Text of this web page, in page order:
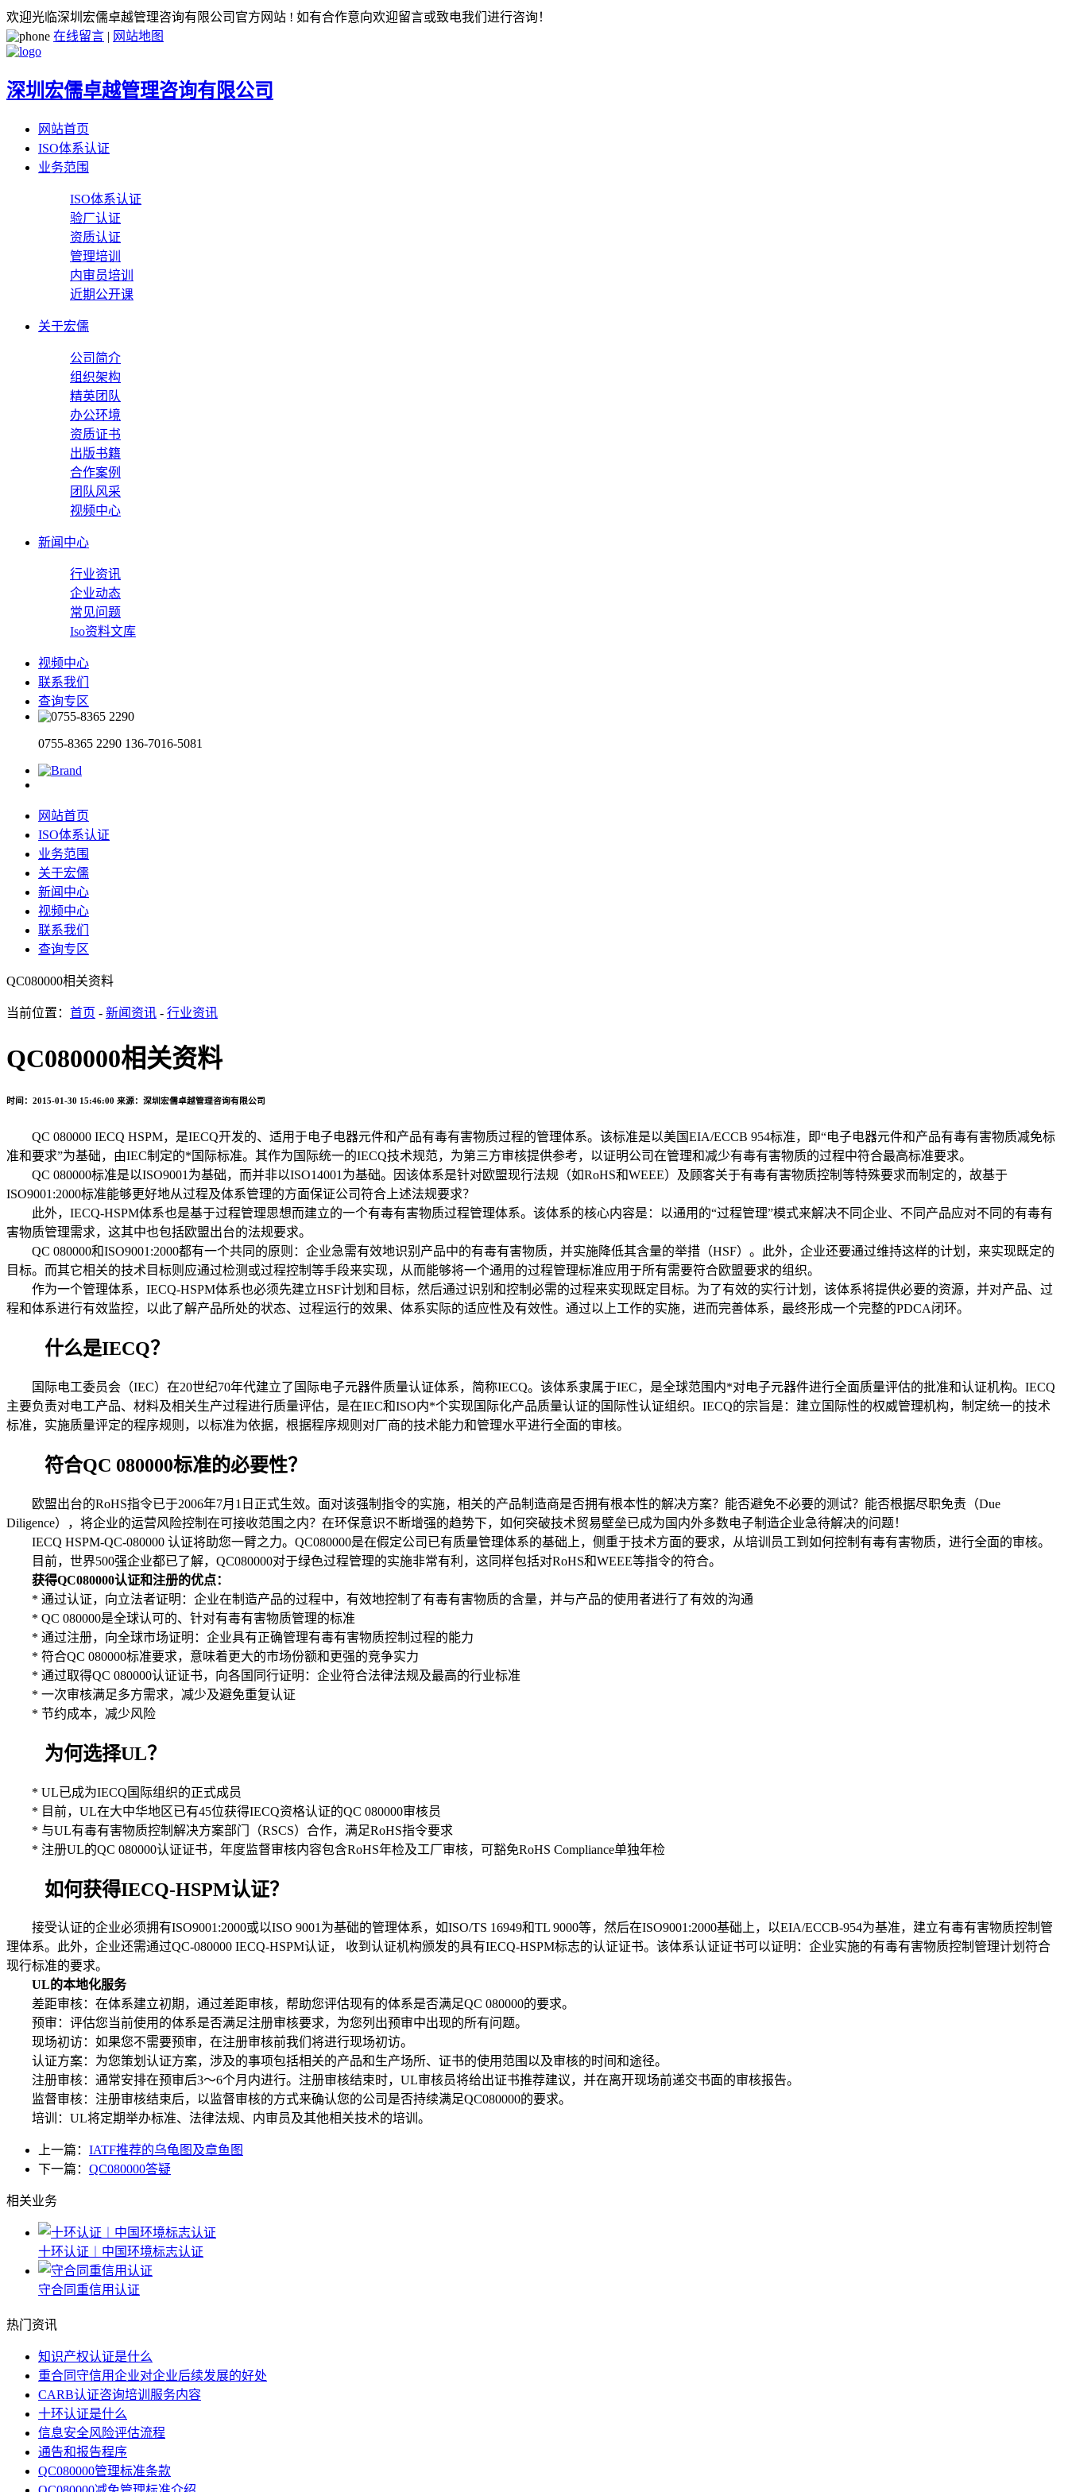
欢迎光临深圳宏儒卓越管理咨询有限公司官方网站 ! 如有合作意向欢迎留言或致电我们进行咨询！
在线留言 | 网站地图
深圳宏儒卓越管理咨询有限公司
网站首页
ISO体系认证
业务范围
ISO体系认证
验厂认证
资质认证
管理培训
内审员培训
近期公开课
关于宏儒
公司简介
组织架构
精英团队
办公环境
资质证书
出版书籍
合作案例
团队风采
视频中心
新闻中心
行业资讯
企业动态
常见问题
Iso资料文库
视频中心
联系我们
查询专区
0755-8365 2290 136-7016-5081
网站首页
ISO体系认证
业务范围
关于宏儒
新闻中心
视频中心
联系我们
查询专区
QC080000相关资料
当前位置： 首页 - 新闻资讯 - 行业资讯
QC080000相关资料
时间：2015-01-30 15:46:00 来源：深圳宏儒卓越管理咨询有限公司
QC 080000 IECQ HSPM，是IECQ开发的、适用于电子电器元件和产品有毒有害物质过程的管理体系。该标准是以美国EIA/ECCB 954标准，即“电子电器元件和产品有毒有害物质减免标
准和要求”为基础，由IEC制定的*国际标准。其作为国际统一的IECQ技术规范，为第三方审核提供参考，以证明公司在管理和减少有毒有害物质的过程中符合最高标准要求。
QC 080000标准是以ISO9001为基础，而并非以ISO14001为基础。因该体系是针对欧盟现行法规（如RoHS和WEEE）及顾客关于有毒有害物质控制等特殊要求而制定的，故基于
ISO9001:2000标准能够更好地从过程及体系管理的方面保证公司符合上述法规要求？
此外，IECQ-HSPM体系也是基于过程管理思想而建立的一个有毒有害物质过程管理体系。该体系的核心内容是：以通用的“过程管理”模式来解决不同企业、不同产品应对不同的有毒有
害物质管理需求，这其中也包括欧盟出台的法规要求。
QC 080000和ISO9001:2000都有一个共同的原则：企业急需有效地识别产品中的有毒有害物质，并实施降低其含量的举措（HSF）。此外，企业还要通过维持这样的计划，来实现既定的
目标。而其它相关的技术目标则应通过检测或过程控制等手段来实现，从而能够将一个通用的过程管理标准应用于所有需要符合欧盟要求的组织。
作为一个管理体系，IECQ-HSPM体系也必须先建立HSF计划和目标，然后通过识别和控制必需的过程来实现既定目标。为了有效的实行计划，该体系将提供必要的资源，并对产品、过
程和体系进行有效监控，以此了解产品所处的状态、过程运行的效果、体系实际的适应性及有效性。通过以上工作的实施，进而完善体系，最终形成一个完整的PDCA闭环。
什么是IECQ？
国际电工委员会（IEC）在20世纪70年代建立了国际电子元器件质量认证体系，简称IECQ。该体系隶属于IEC，是全球范围内*对电子元器件进行全面质量评估的批准和认证机构。IECQ
主要负责对电工产品、材料及相关生产过程进行质量评估，是在IEC和ISO内*个实现国际化产品质量认证的国际性认证组织。IECQ的宗旨是：建立国际性的权威管理机构，制定统一的技术
标准，实施质量评定的程序规则，以标准为依据，根据程序规则对厂商的技术能力和管理水平进行全面的审核。
符合QC 080000标准的必要性？
欧盟出台的RoHS指令已于2006年7月1日正式生效。面对该强制指令的实施，相关的产品制造商是否拥有根本性的解决方案？能否避免不必要的测试？能否根据尽职免责（Due
Diligence），将企业的运营风险控制在可接收范围之内？在环保意识不断增强的趋势下，如何突破技术贸易壁垒已成为国内外多数电子制造企业急待解决的问题！
IECQ HSPM-QC-080000 认证将助您一臂之力。QC080000是在假定公司已有质量管理体系的基础上，侧重于技术方面的要求，从培训员工到如何控制有毒有害物质，进行全面的审核。
目前，世界500强企业都已了解，QC080000对于绿色过程管理的实施非常有利，这同样包括对RoHS和WEEE等指令的符合。
获得QC080000认证和注册的优点：
* 通过认证，向立法者证明：企业在制造产品的过程中，有效地控制了有毒有害物质的含量，并与产品的使用者进行了有效的沟通
* QC 080000是全球认可的、针对有毒有害物质管理的标准
* 通过注册，向全球市场证明：企业具有正确管理有毒有害物质控制过程的能力
* 符合QC 080000标准要求，意味着更大的市场份额和更强的竞争实力
* 通过取得QC 080000认证证书，向各国同行证明：企业符合法律法规及最高的行业标准
* 一次审核满足多方需求，减少及避免重复认证
* 节约成本，减少风险
为何选择UL？
* UL已成为IECQ国际组织的正式成员
* 目前，UL在大中华地区已有45位获得IECQ资格认证的QC 080000审核员
* 与UL有毒有害物质控制解决方案部门（RSCS）合作，满足RoHS指令要求
* 注册UL的QC 080000认证证书，年度监督审核内容包含RoHS年检及工厂审核，可豁免RoHS Compliance单独年检
如何获得IECQ-HSPM认证？
接受认证的企业必须拥有ISO9001:2000或以ISO 9001为基础的管理体系，如ISO/TS 16949和TL 9000等，然后在ISO9001:2000基础上，以EIA/ECCB-954为基准，建立有毒有害物质控制管
理体系。此外，企业还需通过QC-080000 IECQ-HSPM认证， 收到认证机构颁发的具有IECQ-HSPM标志的认证证书。该体系认证证书可以证明：企业实施的有毒有害物质控制管理计划符合
现行标准的要求。
UL的本地化服务
差距审核：在体系建立初期，通过差距审核，帮助您评估现有的体系是否满足QC 080000的要求。
预审：评估您当前使用的体系是否满足注册审核要求，为您列出预审中出现的所有问题。
现场初访：如果您不需要预审，在注册审核前我们将进行现场初访。
认证方案：为您策划认证方案，涉及的事项包括相关的产品和生产场所、证书的使用范围以及审核的时间和途径。
注册审核：通常安排在预审后3～6个月内进行。注册审核结束时，UL审核员将给出证书推荐建议，并在离开现场前递交书面的审核报告。
监督审核：注册审核结束后，以监督审核的方式来确认您的公司是否持续满足QC080000的要求。
培训：UL将定期举办标准、法律法规、内审员及其他相关技术的培训。
上一篇： IATF推荐的乌龟图及章鱼图
下一篇： QC080000答疑
相关业务
十环认证︱中国环境标志认证
守合同重信用认证
热门资讯
知识产权认证是什么
重合同守信用企业对企业后续发展的好处
CARB认证咨询培训服务内容
十环认证是什么
信息安全风险评估流程
通告和报告程序
QC080000管理标准条款